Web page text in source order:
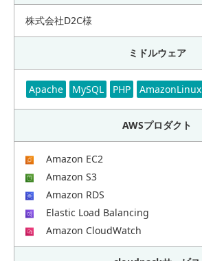
株式会社D2C様
ミドルウェア
Apache MySQL PHP AmazonLinux
AWSプロダクト
Amazon EC2
Amazon S3
Amazon RDS
Elastic Load Balancing
Amazon CloudWatch